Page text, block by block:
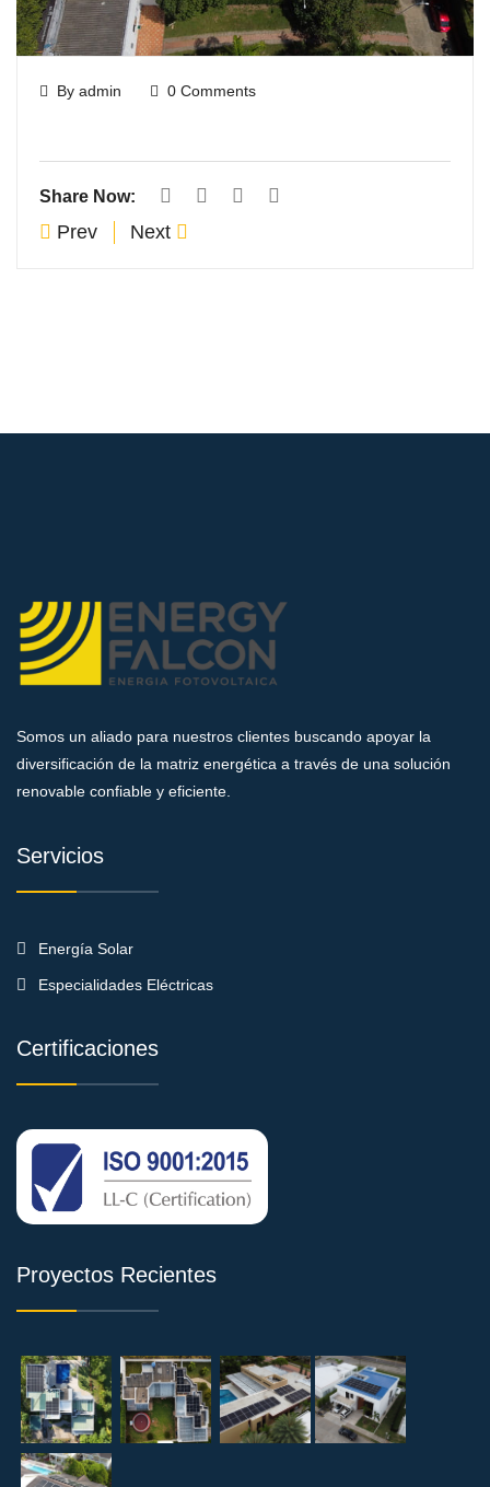
By admin 0 Comments
Share Now:
Prev Next
Somos un aliado para nuestros clientes buscando apoyar la
diversificación de la matriz energética a través de una solución
renovable confiable y eficiente.
Servicios
Energía Solar
Especialidades Eléctricas
Certificaciones
Proyectos Recientes